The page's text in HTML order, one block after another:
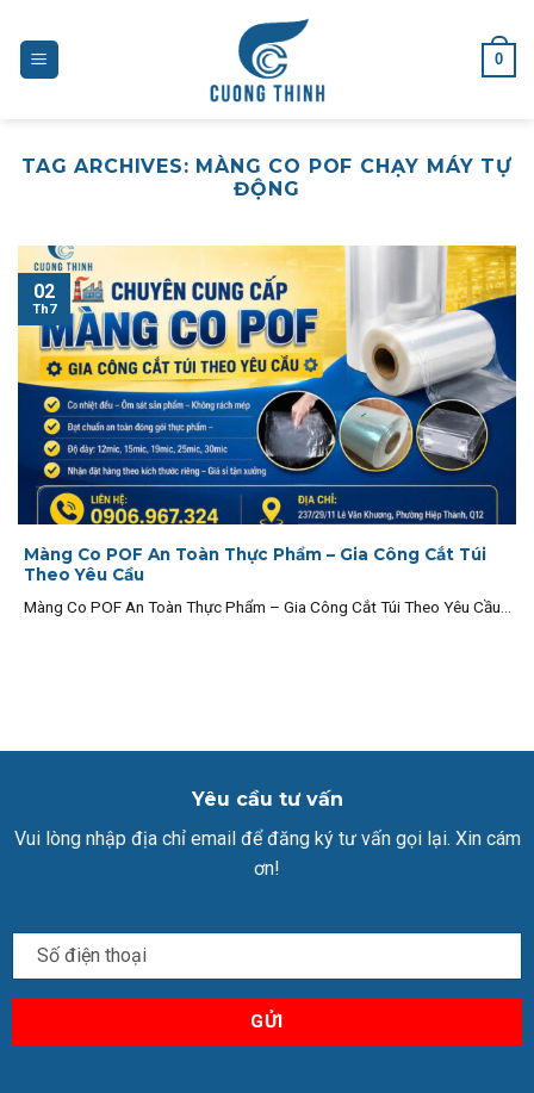
content
0
TAG ARCHIVES: MÀNG CO POF CHẠY MÁY TỰ
ĐỘNG
Màng Co POF An Toàn Thực Phẩm – Gia Công Cắt Túi
Theo Yêu Cầu
Màng Co POF An Toàn Thực Phẩm – Gia Công Cắt Túi Theo Yêu Cầu...
02
Th7
Yêu cầu tư vấn
Vui lòng nhập địa chỉ email để đăng ký tư vấn gọi lại. Xin cám
ơn!